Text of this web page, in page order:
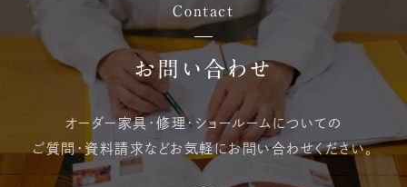
Contact
お問い合わせ
オーダー家具・修理・ ショールームについての
ご質問・資料請求などお気軽にお問い合わせください。